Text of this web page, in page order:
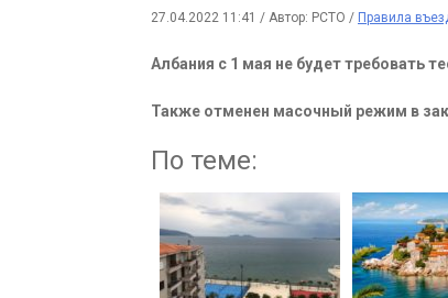
27.04.2022 11:41 / Автор: РСТО / Правила
Албания с 1 мая не будет требовать
Также отменен масочный режим в
По теме: